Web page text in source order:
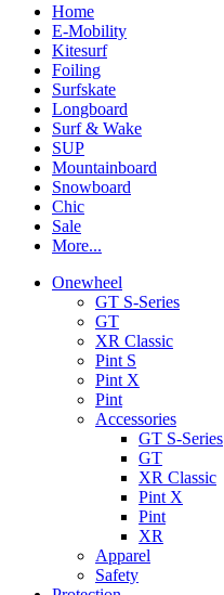
Home
E-Mobility
Kitesurf
Foiling
Surfskate
Longboard
Surf & Wake
SUP
Mountainboard
Snowboard
Chic
Sale
More...
Onewheel
GT S-Series
GT
XR Classic
Pint S
Pint X
Pint
Accessories
GT S-Series
GT
XR Classic
Pint X
Pint
XR
Apparel
Safety